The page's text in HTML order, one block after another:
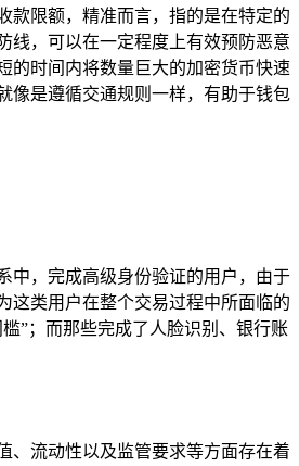
款限额，精准而言，指的是在特定的
线，可以在一定程度上有效预防恶意
的时间内将数量巨大的加密货币快速
像是遵循交通规则一样，有助于钱包
中，完成高级身份验证的用户，由于
这类用户在整个交易过程中所面临的
”；而那些完成了人脸识别、银行账
、流动性以及监管要求等方面存在着